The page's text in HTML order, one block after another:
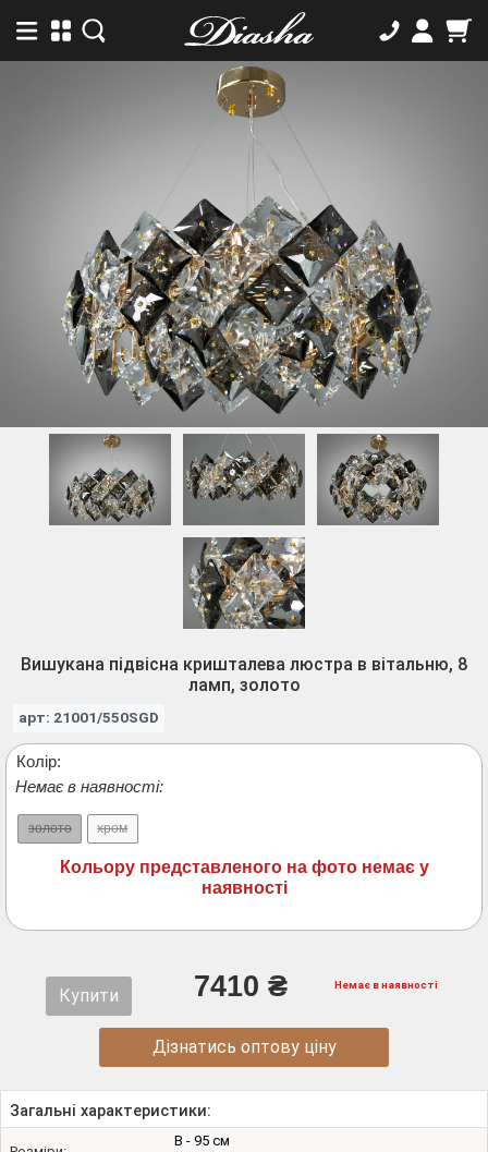
Вишукана підвісна кришталева люстра в вітальню, 8
ламп, золото
арт: 21001/550SGD
Колір:
Немає в наявності:
золото хром
Кольору представленого на фото немає у
наявності
Купити 7410 ₴ Немає в наявності
Дізнатись оптову ціну
Загальні характеристики:
В - 95 см